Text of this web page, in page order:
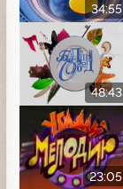
34:55
48:43
23:05